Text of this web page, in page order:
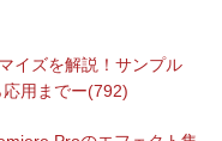
イズを解説！サンプル
用までー(792)